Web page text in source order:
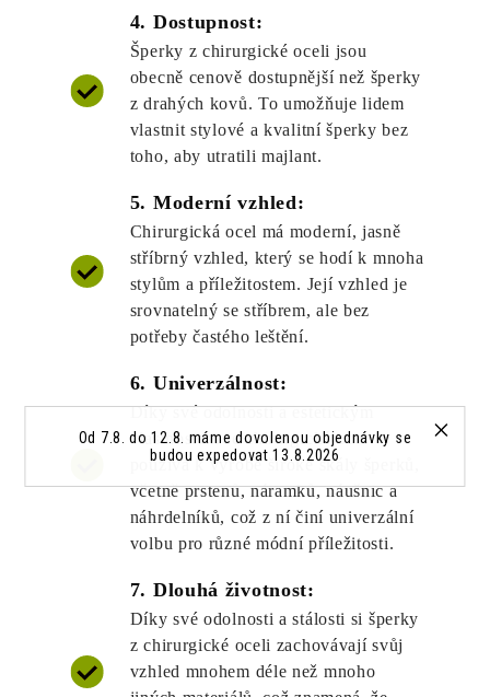
Od 7.8. do 12.8. máme dovolenou objednávky se
budou expedovat 13.8.2026
4. Dostupnost:
Šperky z chirurgické oceli jsou
obecně cenově dostupnější než šperky
z drahých kovů. To umožňuje lidem
vlastnit stylové a kvalitní šperky bez
toho, aby utratili majlant.
5. Moderní vzhled:
Chirurgická ocel má moderní, jasně
stříbrný vzhled, který se hodí k mnoha
stylům a příležitostem. Její vzhled je
srovnatelný se stříbrem, ale bez
potřeby častého leštění.
6. Univerzálnost:
Díky své odolnosti a estetickým
vlastnostem se chirurgická ocel
používá k výrobě široké škály šperků,
včetně prstenů, náramků, náušnic a
náhrdelníků, což z ní činí univerzální
volbu pro různé módní příležitosti.
7. Dlouhá životnost:
Díky své odolnosti a stálosti si šperky
z chirurgické oceli zachovávají svůj
vzhled mnohem déle než mnoho